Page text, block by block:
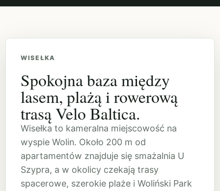
WISEŁKA
Spokojna baza między
lasem, plażą i rowerową
trasą Velo Baltica.
Wisełka to kameralna miejscowość na
wyspie Wolin. Około 200 m od
apartamentów znajduje się smażalnia U
Szypra, a w okolicy czekają trasy
spacerowe, szerokie plaże i Woliński Park